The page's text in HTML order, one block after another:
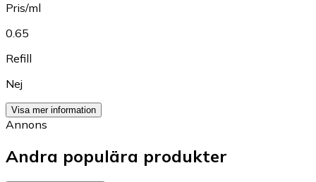
Pris/ml
0.65
Refill
Nej
Visa mer information
Annons
Andra populära produkter